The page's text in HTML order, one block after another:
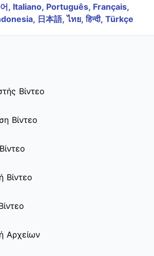
, Italiano, Português, Français,
日本語,ไทย,हिन्दी, Türkçe
Βίντεο
Βίντεο
Βίντεο
Αρχείων